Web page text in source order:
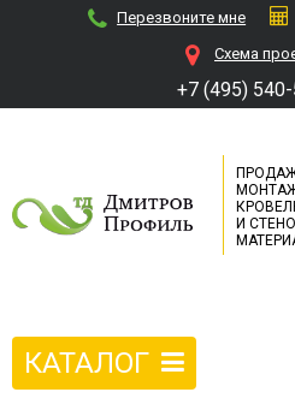
Перезвоните мне
Cхема
+7 (495)
И
КАТАЛОГ